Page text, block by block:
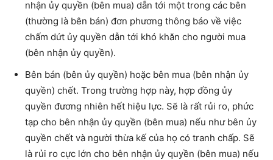
nhận ủy quyền (bên mua) dẫn tới một trong các bên
(thường là bên bán) đơn phương thông báo về việc
chấm dứt ủy quyền dẫn tới khó khăn cho người mua
(bên nhận ủy quyền).
Bên bán (bên ủy quyền) hoặc bên mua (bên nhận ủy
quyền) chết. Trong trường hợp này, hợp đồng ủy
quyền đương nhiên hết hiệu lực. Sẽ là rất rủi ro, phức
tạp cho bên nhận ủy quyền (bên mua) nếu như bên ủy
quyền chết và người thừa kế của họ có tranh chấp. Sẽ
là rủi ro cực lớn cho bên nhận ủy quyền (bên mua) nếu